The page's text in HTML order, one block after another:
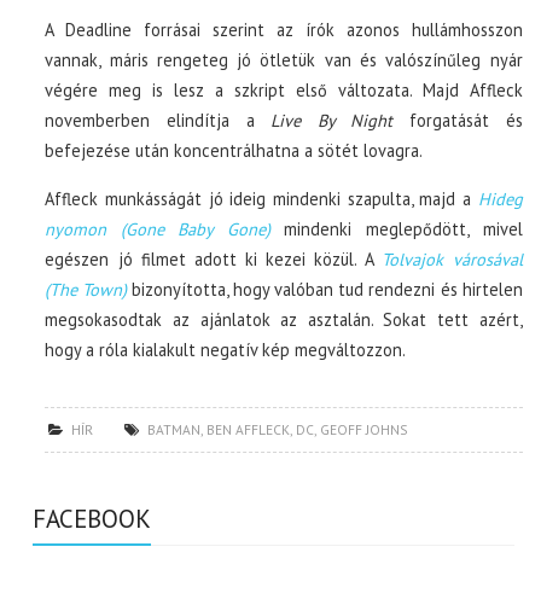
A Deadline forrásai szerint az írók azonos hullámhosszon
vannak, máris rengeteg jó ötletük van és valószínűleg nyár
végére meg is lesz a szkript első változata. Majd Affleck
novemberben elindítja a Live By Nightforgatását és
befejezése után koncentrálhatna a sötét lovagra.
Affleck munkásságát jó ideig mindenki szapulta, majd a Hideg
nyomon (Gone Baby Gone)mindenki meglepődött, mivel
egészen jó filmet adott ki kezei közül. A Tolvajok városával
(The Town)bizonyította, hogy valóban tud rendezni és hirtelen
megsokasodtak az ajánlatok az asztalán. Sokat tett azért,
hogy a róla kialakult negatív kép megváltozzon.
HÍR BATMAN BEN AFFLECK DC GEOFF JOHNS
FACEBOOK